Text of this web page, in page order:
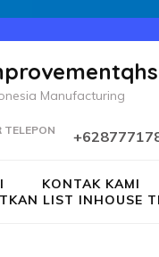
Manufacturing
TELEPON
KONTAK KAMI
LIST INHOUSE